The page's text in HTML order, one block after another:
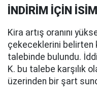
İNDİRİM İÇİN
Kira artış oranını
çekeceklerini belirten
talebinde bulundu.
K. bu talebe karşılık
üzerinden bir şart